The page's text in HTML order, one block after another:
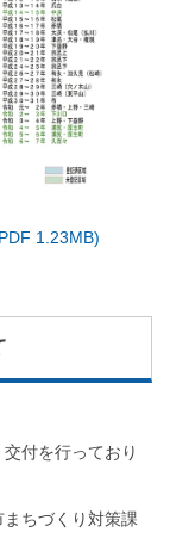
1.23MB)
付を行っており
ちづくり対策課